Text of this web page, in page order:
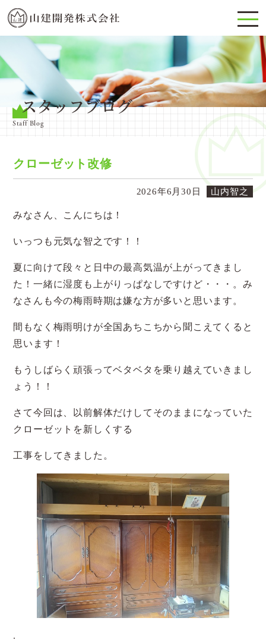
スタッフブログ
Staff Blog
クローゼット改修
2026年6月30日 山内智之
みなさん、こんにちは！
いっつも元気な智之です！！
夏に向けて段々と日中の最高気温が上がってきまし
た！一緒に湿度も上がりっぱなしですけど・・・。み
なさんも今の梅雨時期は嫌な方が多いと思います。
間もなく梅雨明けが全国あちこちから聞こえてくると
思います！
もうしばらく頑張ってベタベタを乗り越えていきまし
ょう！！
さて今回は、以前解体だけしてそのままになっていた
クローゼットを新しくする
工事をしてきました。
.